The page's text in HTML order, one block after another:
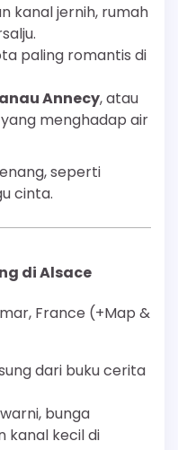
kanal jernih, rumah
paling romantis di
Annecy, atau
menghadap air
seperti
cinta.
di Alsace
dari buku cerita
bunga
kanal kecil di